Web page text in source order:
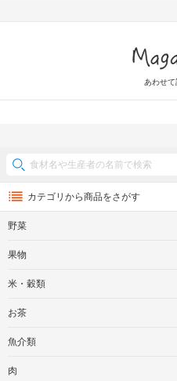
あわせ
カテゴリから商品をさがす
野菜
果物
米・穀類
お茶
魚介類
肉